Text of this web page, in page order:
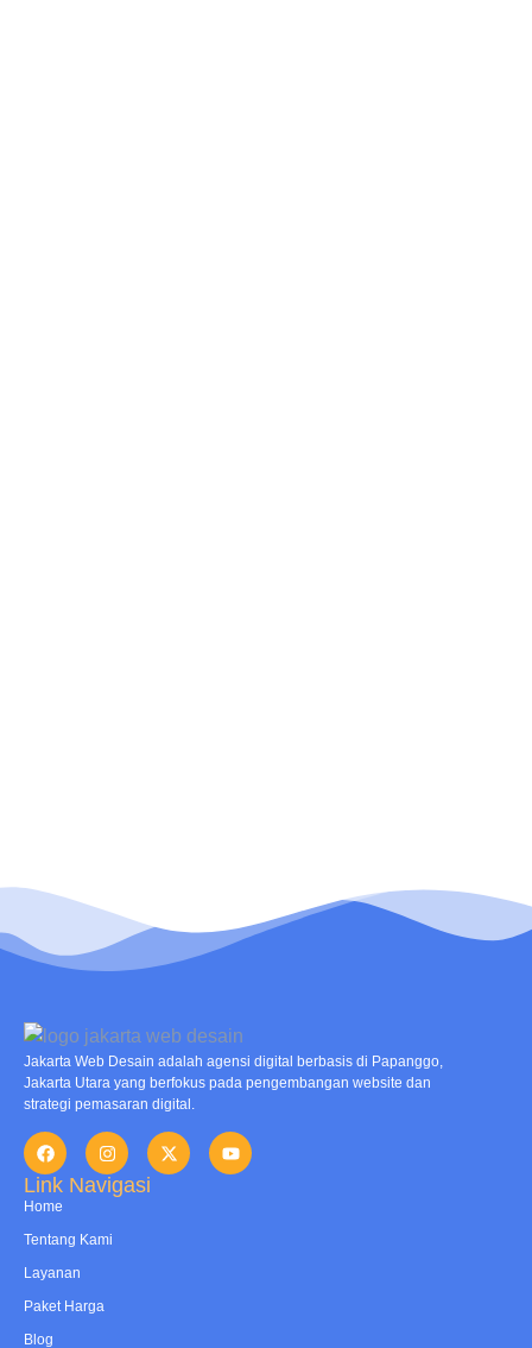
Jakarta Web Desain adalah agensi digital berbasis di Papanggo,
Jakarta Utara yang berfokus pada pengembangan website dan
strategi pemasaran digital.
Link Navigasi
Home
Tentang Kami
Layanan
Paket Harga
Blog